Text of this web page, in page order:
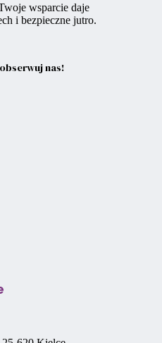
wsparcie daje
i bezpieczne jutro.
nas!